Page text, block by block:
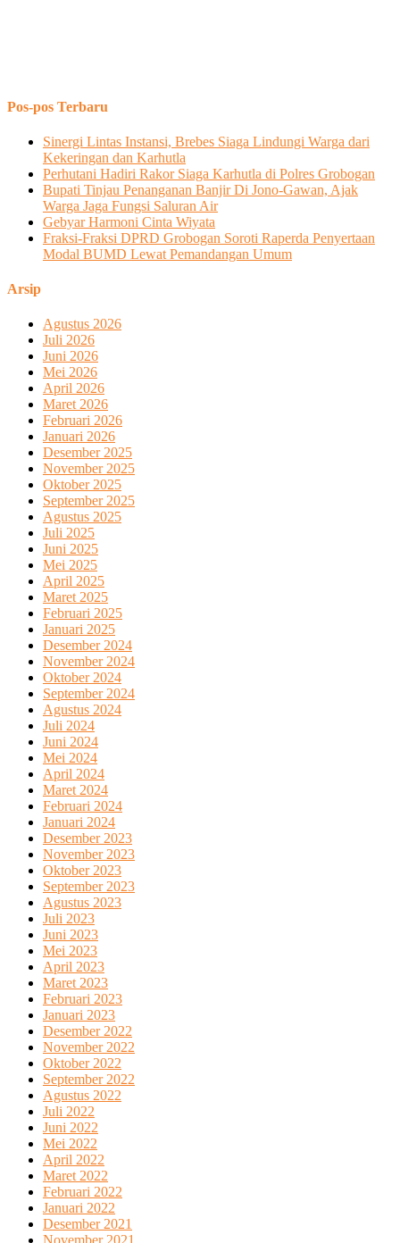
Pos-pos Terbaru
Sinergi Lintas Instansi, Brebes Siaga Lindungi Warga dari
Kekeringan dan Karhutla
Perhutani Hadiri Rakor Siaga Karhutla di Polres Grobogan
Bupati Tinjau Penanganan Banjir Di Jono-Gawan, Ajak
Warga Jaga Fungsi Saluran Air
Gebyar Harmoni Cinta Wiyata
Fraksi-Fraksi DPRD Grobogan Soroti Raperda Penyertaan
Modal BUMD Lewat Pemandangan Umum
Arsip
Agustus 2026
Juli 2026
Juni 2026
Mei 2026
April 2026
Maret 2026
Februari 2026
Januari 2026
Desember 2025
November 2025
Oktober 2025
September 2025
Agustus 2025
Juli 2025
Juni 2025
Mei 2025
April 2025
Maret 2025
Februari 2025
Januari 2025
Desember 2024
November 2024
Oktober 2024
September 2024
Agustus 2024
Juli 2024
Juni 2024
Mei 2024
April 2024
Maret 2024
Februari 2024
Januari 2024
Desember 2023
November 2023
Oktober 2023
September 2023
Agustus 2023
Juli 2023
Juni 2023
Mei 2023
April 2023
Maret 2023
Februari 2023
Januari 2023
Desember 2022
November 2022
Oktober 2022
September 2022
Agustus 2022
Juli 2022
Juni 2022
Mei 2022
April 2022
Maret 2022
Februari 2022
Januari 2022
Desember 2021